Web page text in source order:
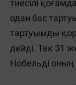
тиесілі
одан бас
тартуымды
дейді. Тек 31
Нобельді